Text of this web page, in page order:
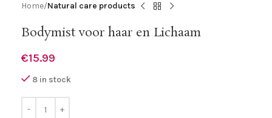
Home Natural care products
Bodymist voor haar en Lichaam
€15.99
8 in stock